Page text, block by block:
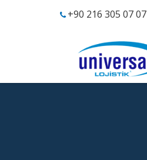
+90 216 305 07 07